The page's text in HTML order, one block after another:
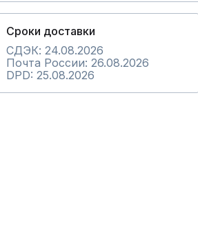
Сроки доставки
СДЭК: 24.08.2026
Почта России: 26.08.2026
DPD: 25.08.2026